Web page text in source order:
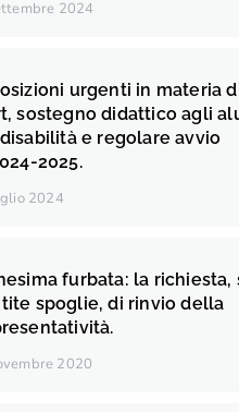
2024
urgenti in materia
sostegno didattico agli
e regolare avvio
2025.
2024
furbata: la
spoglie, di rinvio della
2020